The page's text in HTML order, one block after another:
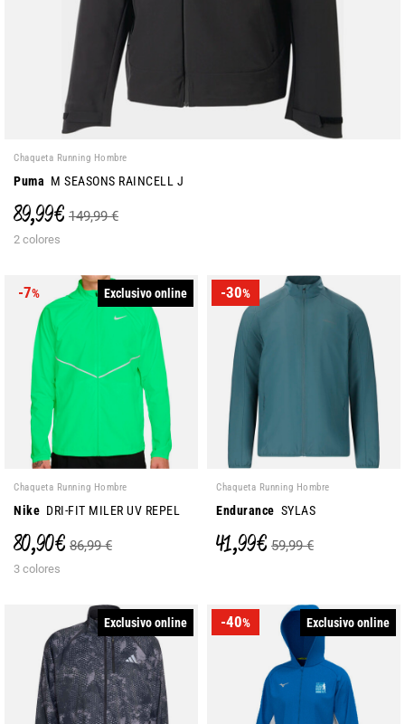
Chaqueta Running Hombre
Puma M SEASONS RAINCELL J
89,99 € 149,99 €
2 colores
-7% Exclusivo online
Chaqueta Running Hombre
Nike DRI-FIT MILER UV REPEL
80,90 € 86,99 €
3 colores
-30%
Chaqueta Running Hombre
Endurance SYLAS
41,99 € 59,99 €
Exclusivo online -40% Exclusivo online